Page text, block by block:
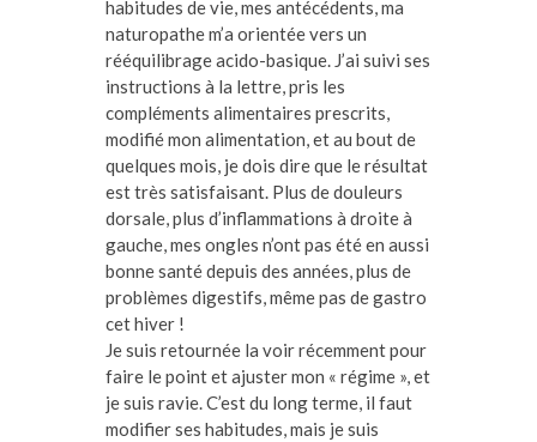
habitudes de vie, mes antécédents, ma
naturopathe m’a orientée vers un
rééquilibrage acido-basique. J’ai suivi ses
instructions à la lettre, pris les
compléments alimentaires prescrits,
modifié mon alimentation, et au bout de
quelques mois, je dois dire que le résultat
est très satisfaisant. Plus de douleurs
dorsale, plus d’inflammations à droite à
gauche, mes ongles n’ont pas été en aussi
bonne santé depuis des années, plus de
problèmes digestifs, même pas de gastro
cet hiver !
Je suis retournée la voir récemment pour
faire le point et ajuster mon « régime », et
je suis ravie. C’est du long terme, il faut
modifier ses habitudes, mais je suis